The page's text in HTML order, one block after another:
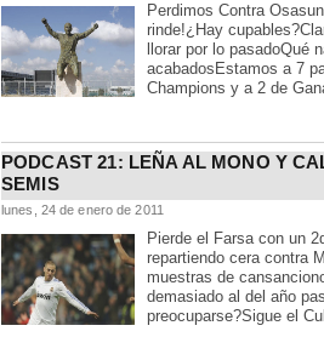
Perdimos Contra
rinde!¿Hay
llorar por lo pasadoQué
acabadosEstamos a 7
Champions y a 2 de
PODCAST 21: LEÑA AL MONO Y
SEMIS
lunes, 24 de enero de 2011
Pierde el Farsa con un
repartiendo cera contra
muestras de
demasiado al del año
preocuparse?Sigue el